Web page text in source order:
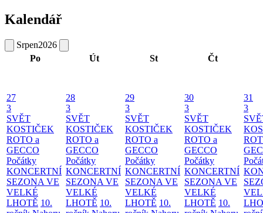
Kalendář
Srpen2026
Po
Út St Čt
27
3
SVĚT
KOSTIČEK
ROTO a
GECCO
Počátky
KONCERTNÍ
SEZONA VE
VELKÉ
LHOTĚ 10.
28
3
SVĚT
KOSTIČEK
ROTO a
GECCO
Počátky
KONCERTNÍ
SEZONA VE
VELKÉ
LHOTĚ 10.
29
3
SVĚT
KOSTIČEK
ROTO a
GECCO
Počátky
KONCERTNÍ
SEZONA VE
VELKÉ
LHOTĚ 10.
30
3
SVĚT
KOSTIČEK
ROTO a
GECCO
Počátky
KONCERTNÍ
SEZONA VE
VELKÉ
LHOTĚ 10.
31
3